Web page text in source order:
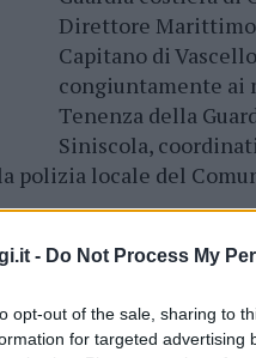
- Do Not Process My
opt-out of the sale, sharing to
for targeted advertising
Direttore Marittimo
Capitano di
congiuntamente
Tenenza della
Siniscola,
polizia locale del
frequentati della zona,
il personale della
ambulanti, la
delle
del Codice della